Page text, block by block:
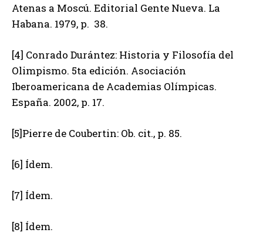
Atenas a Moscú. Editorial Gente Nueva. La
Habana. 1979, p. 38.
[4] Conrado Durántez: Historia y Filosofía del
Olimpismo. 5ta edición. Asociación
Iberoamericana de Academias Olímpicas.
España. 2002, p. 17.
[5]Pierre de Coubertin: Ob. cit., p. 85.
[6] Ídem.
[7] Ídem.
[8] Ídem.